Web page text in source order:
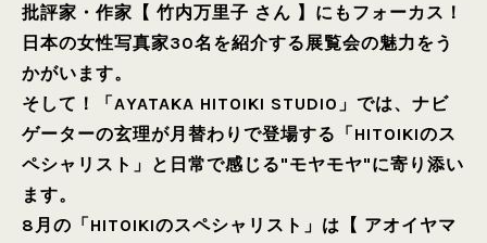
批評家・作家【 竹内万里子 さん 】にもフォーカス！
日本の女性写真家30名を紹介する展覧会の魅力をう
かがいます。
そして！「AYATAKA HITOIKI STUDIO」では、ナビ
ゲーターの玄理が月替わりで登場する「HITOIKIのス
ペシャリスト」と日常で感じる"モヤモヤ"に寄り添い
ます。
8月の「HITOIKIのスペシャリスト」は【 アオイヤマ